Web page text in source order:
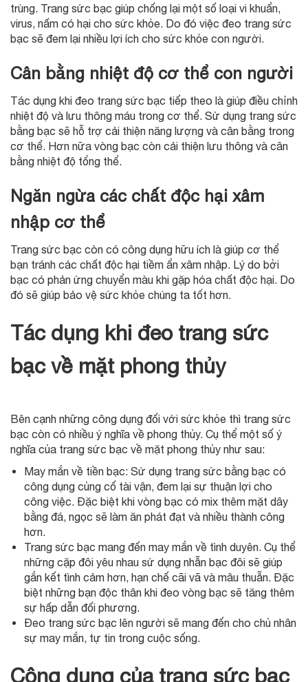
trùng. Trang sức bạc giúp chống lại một số loại vi khuẩn,
virus, nấm có hại cho sức khỏe. Do đó việc đeo trang sức
bạc sẽ đem lại nhiều lợi ích cho sức khỏe con người.
Cân bằng nhiệt độ cơ thể con người
Tác dụng khi đeo trang sức bạc tiếp theo là giúp điều chỉnh
nhiệt độ và lưu thông máu trong cơ thể. Sử dụng trang sức
bằng bạc sẽ hỗ trợ cải thiện năng lượng và cân bằng trong
cơ thể. Hơn nữa vòng bạc còn cải thiện lưu thông và cân
bằng nhiệt độ tổng thể.
Ngăn ngừa các chất độc hại xâm
nhập cơ thể
Trang sức bạc còn có công dụng hữu ích là giúp cơ thể
bạn tránh các chất độc hại tiềm ẩn xâm nhập. Lý do bởi
bạc có phản ứng chuyển màu khi gặp hóa chất độc hại. Do
đó sẽ giúp bảo vệ sức khỏe chúng ta tốt hơn.
Tác dụng khi đeo trang sức
bạc về mặt phong thủy
Bên cạnh những công dụng đối với sức khỏe thì trang sức
bạc còn có nhiều ý nghĩa về phong thủy. Cụ thể một số ý
nghĩa của trang sức bạc về mặt phong thủy như sau:
May mắn về tiền bạc: Sử dụng trang sức bằng bạc có
công dụng củng cố tài vận, đem lại sự thuận lợi cho
công việc. Đặc biệt khi vòng bạc có mix thêm mặt dây
bằng đá, ngọc sẽ làm ăn phát đạt và nhiều thành công
hơn.
Trang sức bạc mang đến may mắn về tình duyên. Cụ thể
những cặp đôi yêu nhau sử dụng nhẫn bạc đôi sẽ giúp
gắn kết tình cảm hơn, hạn chế cãi vã và mâu thuẫn. Đặc
biệt những bạn độc thân khi đeo vòng bạc sẽ tăng thêm
sự hấp dẫn đối phương.
Đeo trang sức bạc lên người sẽ mang đến cho chủ nhân
sự may mắn, tự tin trong cuộc sống.
Công dụng của trang sức bạc